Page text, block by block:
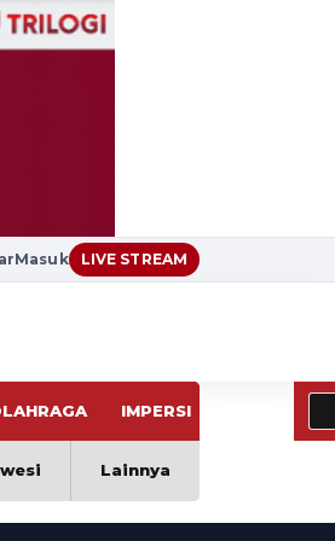
Masuk LIVE STREAM
IMPERSI
Lainnya